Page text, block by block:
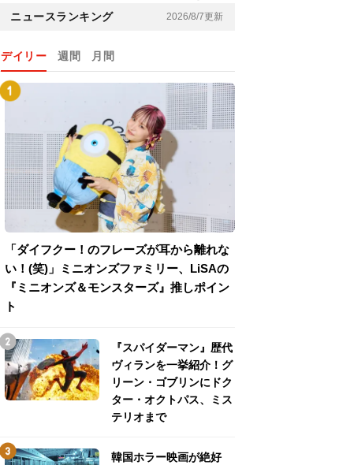
ニュースランキング 2026/8/7更新
デイリー 週間 月間
「ダイフクー！のフレーズが耳から離れな
い！(笑)」ミニオンズファミリー、LiSAの
『ミニオンズ＆モンスターズ』推しポイン
ト
『スパイダーマン』歴代
ヴィランを一挙紹介！グ
リーン・ゴブリンにドク
ター・オクトパス、ミス
テリオまで
韓国ホラー映画が絶好